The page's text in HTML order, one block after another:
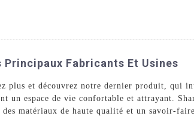
Principaux Fabricants Et Usines
plus et découvrez notre dernier produit, qui
espace de vie confortable et attrayant.
matériaux de haute qualité et un savoir-